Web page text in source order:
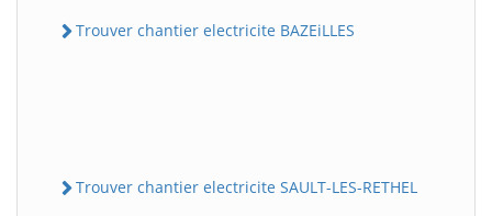
Trouver chantier electricite BAZEiLLES
Trouver chantier electricite SAULT-LES-RETHEL